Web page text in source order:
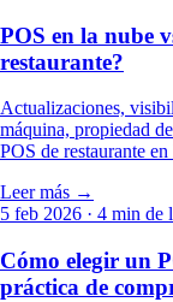
POS en la nube
restaurante?
Actualizaciones,
máquina, propiedad
POS de restaurante
Leer más →
5 feb 2026 · 4 min de
Cómo elegir un
práctica de